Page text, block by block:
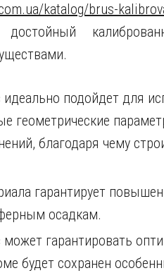
katalog/brus-
достойный
подойдет для
геометрические
благодаря чему
гарантирует
осадкам.
гарантировать
будет сохранен